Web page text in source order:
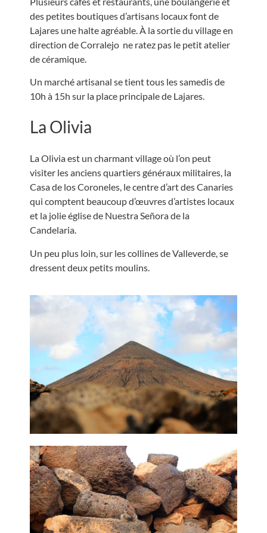
des petites boutiques d’artisans locaux font de
Lajares une halte agréable. À la sortie du village en
direction de Corralejo ne ratez pas le petit atelier
de céramique.
Un marché artisanal se tient tous les samedis de
10h à 15h sur la place principale de Lajares.
La Olivia
La Olivia est un charmant village où l’on peut
visiter les anciens quartiers généraux militaires, la
Casa de los Coroneles, le centre d’art des Canaries
qui comptent beaucoup d’œuvres d’artistes locaux
et la jolie église de Nuestra Señora de la
Candelaria.
Un peu plus loin, sur les collines de Valleverde, se
dressent deux petits moulins.